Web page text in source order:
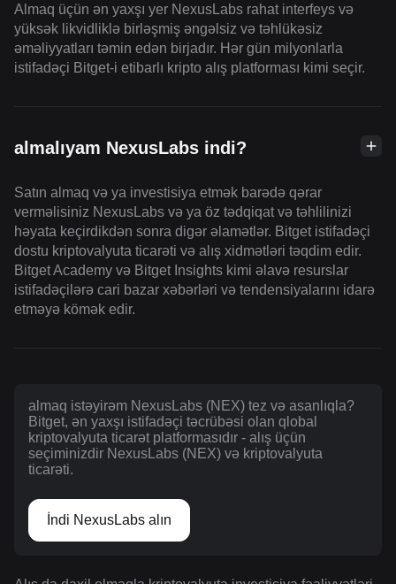
Almaq üçün ən yaxşı yer NexusLabs rahat interfeys və
yüksək likvidliklə birləşmiş əngəlsiz və təhlükəsiz
əməliyyatları təmin edən birjadır. Hər gün milyonlarla
istifadəçi Bitget-i etibarlı kripto alış platforması kimi seçir.
almalıyam NexusLabs indi?
Satın almaq və ya investisiya etmək barədə qərar
verməlisiniz NexusLabs və ya öz tədqiqat və təhlilinizi
həyata keçirdikdən sonra digər əlamətlər. Bitget istifadəçi
dostu kriptovalyuta ticarəti və alış xidmətləri təqdim edir.
Bitget Academy və Bitget Insights kimi əlavə resurslar
istifadəçilərə cari bazar xəbərləri və tendensiyalarını idarə
etməyə kömək edir.
almaq istəyirəm NexusLabs (NEX) tez və asanlıqla?
Bitget, ən yaxşı istifadəçi təcrübəsi olan qlobal
kriptovalyuta ticarət platformasıdır - alış üçün
seçiminizdir NexusLabs (NEX) və kriptovalyuta
ticarəti.
İndi NexusLabs alın